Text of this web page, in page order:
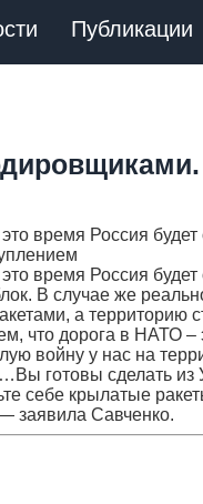
Публикации
время Россия будет
время Россия будет
В случае же
а территорию
что дорога в НАТО –
войну у нас на
готовы сделать из
себе крылатые
заявила Савченко.